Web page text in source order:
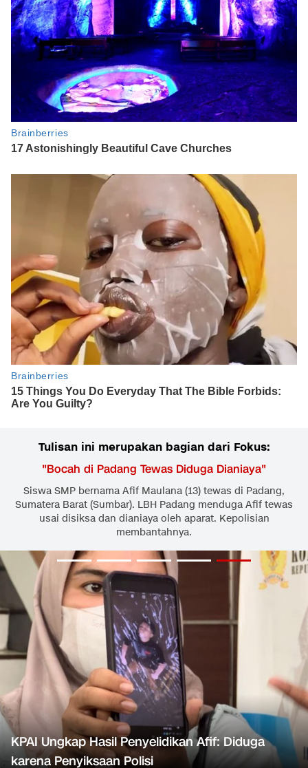
Tulisan ini merupakan bagian dari Fokus:
"Bocah di Padang Tewas Diduga Dianiaya"
Siswa SMP bernama Afif Maulana (13) tewas di Padang,
Sumatera Barat (Sumbar). LBH Padang menduga Afif tewas
usai disiksa dan dianiaya oleh aparat. Kepolisian
membantahnya.
KPAI Ungkap Hasil Penyelidikan Afif: Diduga
karena Penyiksaan Polisi